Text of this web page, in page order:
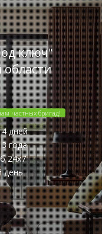
ключ"
частных бригад!
дней
года
24x7
день